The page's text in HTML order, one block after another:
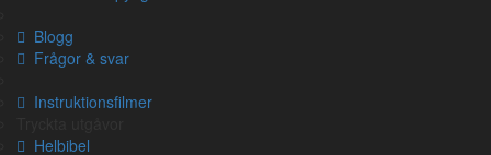
Blogg
Frågor & svar
Instruktionsfilmer
Helbibel
kapitlet)